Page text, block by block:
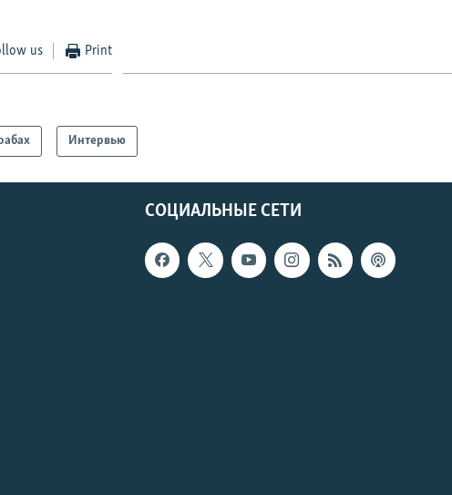
us Print
Интервью
СОЦИАЛЬНЫЕ СЕТИ